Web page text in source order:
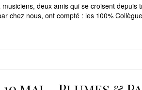
musiciens, deux amis qui se croisent depuis
chez nous, ont compté : les 100%